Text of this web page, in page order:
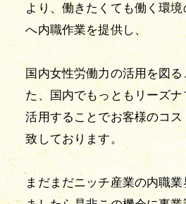
より、働きたくても働く環
へ内職作業を提供し、
国内女性労働力の活用を図る
た、国内でもっともリーズ
活用することでお客様のコ
致しております。
まだまだニッチ産業の内職